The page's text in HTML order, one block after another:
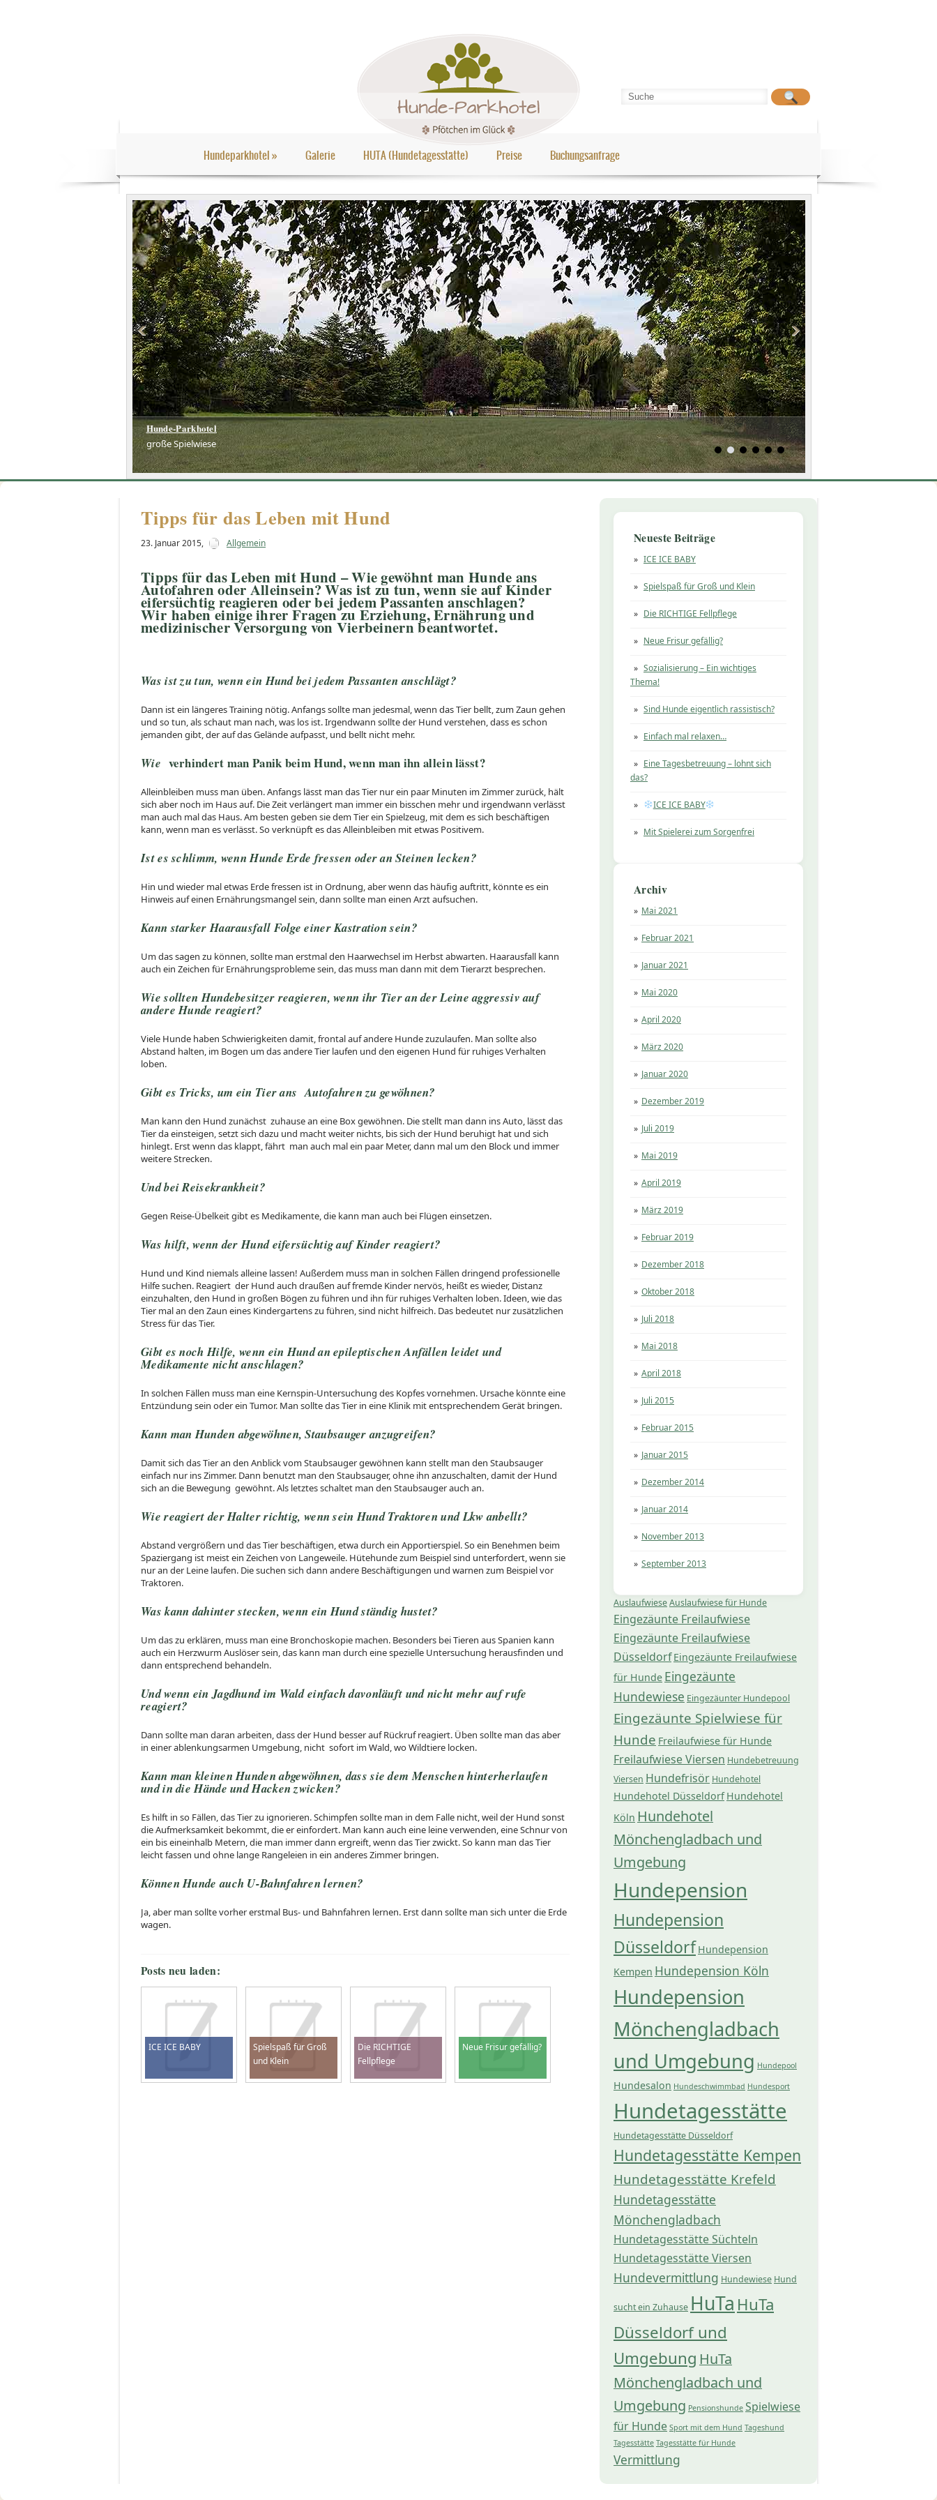
Hundeparkhotel» Galerie HUTA (Hundetagesstätte) Preise Buchungsanfrage
Hunde-Parkhotel
große Spielwiese
1 2 3 4 5 6
Neueste Beiträge
ICE ICE BABY
Spielspaß für Groß und Klein
Die RICHTIGE Fellpflege
Neue Frisur gefällig?
Sozialisierung – Ein wichtiges
Thema!
Sind Hunde eigentlich rassistisch?
Einfach mal relaxen…
Eine Tagesbetreuung – lohnt sich
das?
ICE ICE BABY
Mit Spielerei zum Sorgenfrei
Archiv
Mai 2021
Februar 2021
Januar 2021
Mai 2020
April 2020
März 2020
Januar 2020
Dezember 2019
Juli 2019
Mai 2019
April 2019
März 2019
Februar 2019
Dezember 2018
Oktober 2018
Juli 2018
Mai 2018
April 2018
Juli 2015
Februar 2015
Januar 2015
Dezember 2014
Januar 2014
November 2013
September 2013
AuslaufwieseAuslaufwiese für Hunde
Eingezäunte Freilaufwiese
Eingezäunte Freilaufwiese
Düsseldorf Eingezäunte Freilaufwiese
für Hunde Eingezäunte
Hundewiese Eingezäunter Hundepool
Eingezäunte Spielwiese für
Hunde Freilaufwiese für Hunde
Freilaufwiese Viersen Hundebetreuung
Viersen Hundefrisör Hundehotel
Hundehotel Düsseldorf Hundehotel
Köln Hundehotel
Mönchengladbach und
Umgebung
Hundepension
Hundepension
Düsseldorf Hundepension
Kempen Hundepension Köln
Hundepension
Mönchengladbach
und Umgebung Hundepool
Hundesalon Hundeschwimmbad Hundesport
Hundetagesstätte
Hundetagesstätte Düsseldorf
Hundetagesstätte Kempen
Hundetagesstätte Krefeld
Hundetagesstätte
Mönchengladbach
Hundetagesstätte Süchteln
Hundetagesstätte Viersen
Hundevermittlung Hundewiese Hund
sucht ein Zuhause HuTa HuTa
Düsseldorf und
Umgebung HuTa
Mönchengladbach und
Umgebung Pensionshunde Spielwiese
für Hunde Sport mit dem Hund Tageshund
Tagesstätte Tagesstätte für Hunde
Vermittlung
Tipps für das Leben mit Hund
23. Januar 2015, Allgemein
Tipps für das Leben mit Hund – Wie gewöhnt man Hunde ans
Autofahren oder Alleinsein? Was ist zu tun, wenn sie auf Kinder
eifersüchtig reagieren oder bei jedem Passanten anschlagen?
Wir haben einige ihrer Fragen zu Erziehung, Ernährung und
medizinischer Versorgung von Vierbeinern beantwortet.
Was ist zu tun, wenn ein Hund bei jedem Passanten anschlägt?
Dann ist ein längeres Training nötig. Anfangs sollte man jedesmal, wenn das Tier bellt, zum Zaun gehen
und so tun, als schaut man nach, was los ist. Irgendwann sollte der Hund verstehen, dass es schon
jemanden gibt, der auf das Gelände aufpasst, und bellt nicht mehr.
Wie verhindert man Panik beim Hund, wenn man ihn allein lässt?
Alleinbleiben muss man üben. Anfangs lässt man das Tier nur ein paar Minuten im Zimmer zurück, hält
sich aber noch im Haus auf. Die Zeit verlängert man immer ein bisschen mehr und irgendwann verlässt
man auch mal das Haus. Am besten geben sie dem Tier ein Spielzeug, mit dem es sich beschäftigen
kann, wenn man es verlässt. So verknüpft es das Alleinbleiben mit etwas Positivem.
Ist es schlimm, wenn Hunde Erde fressen oder an Steinen lecken?
Hin und wieder mal etwas Erde fressen ist in Ordnung, aber wenn das häufig auftritt, könnte es ein
Hinweis auf einen Ernährungsmangel sein, dann sollte man einen Arzt aufsuchen.
Kann starker Haarausfall Folge einer Kastration sein?
Um das sagen zu können, sollte man erstmal den Haarwechsel im Herbst abwarten. Haarausfall kann
auch ein Zeichen für Ernährungsprobleme sein, das muss man dann mit dem Tierarzt besprechen.
Wie sollten Hundebesitzer reagieren, wenn ihr Tier an der Leine aggressiv auf
andere Hunde reagiert?
Viele Hunde haben Schwierigkeiten damit, frontal auf andere Hunde zuzulaufen. Man sollte also
Abstand halten, im Bogen um das andere Tier laufen und den eigenen Hund für ruhiges Verhalten
loben.
Gibt es Tricks, um ein Tier ans Autofahren zu gewöhnen?
Man kann den Hund zunächst zuhause an eine Box gewöhnen. Die stellt man dann ins Auto, lässt das
Tier da einsteigen, setzt sich dazu und macht weiter nichts, bis sich der Hund beruhigt hat und sich
hinlegt. Erst wenn das klappt, fährt man auch mal ein paar Meter, dann mal um den Block und immer
weitere Strecken.
Und bei Reisekrankheit?
Gegen Reise-Übelkeit gibt es Medikamente, die kann man auch bei Flügen einsetzen.
Was hilft, wenn der Hund eifersüchtig auf Kinder reagiert?
Hund und Kind niemals alleine lassen! Außerdem muss man in solchen Fällen dringend professionelle
Hilfe suchen. Reagiert der Hund auch draußen auf fremde Kinder nervös, heißt es wieder, Distanz
einzuhalten, den Hund in großen Bögen zu führen und ihn für ruhiges Verhalten loben. Ideen, wie das
Tier mal an den Zaun eines Kindergartens zu führen, sind nicht hilfreich. Das bedeutet nur zusätzlichen
Stress für das Tier.
Gibt es noch Hilfe, wenn ein Hund an epileptischen Anfällen leidet und
Medikamente nicht anschlagen?
In solchen Fällen muss man eine Kernspin-Untersuchung des Kopfes vornehmen. Ursache könnte eine
Entzündung sein oder ein Tumor. Man sollte das Tier in eine Klinik mit entsprechendem Gerät bringen.
Kann man Hunden abgewöhnen, Staubsauger anzugreifen?
Damit sich das Tier an den Anblick vom Staubsauger gewöhnen kann stellt man den Staubsauger
einfach nur ins Zimmer. Dann benutzt man den Staubsauger, ohne ihn anzuschalten, damit der Hund
sich an die Bewegung gewöhnt. Als letztes schaltet man den Staubsauger auch an.
Wie reagiert der Halter richtig, wenn sein Hund Traktoren und Lkw anbellt?
Abstand vergrößern und das Tier beschäftigen, etwa durch ein Apportierspiel. So ein Benehmen beim
Spaziergang ist meist ein Zeichen von Langeweile. Hütehunde zum Beispiel sind unterfordert, wenn sie
nur an der Leine laufen. Die suchen sich dann andere Beschäftigungen und warnen zum Beispiel vor
Traktoren.
Was kann dahinter stecken, wenn ein Hund ständig hustet?
Um das zu erklären, muss man eine Bronchoskopie machen. Besonders bei Tieren aus Spanien kann
auch ein Herzwurm Auslöser sein, das kann man durch eine spezielle Untersuchung herausfinden und
dann entsprechend behandeln.
Und wenn ein Jagdhund im Wald einfach davonläuft und nicht mehr auf rufe
reagiert?
Dann sollte man daran arbeiten, dass der Hund besser auf Rückruf reagiert. Üben sollte man das aber
in einer ablenkungsarmen Umgebung, nicht sofort im Wald, wo Wildtiere locken.
Kann man kleinen Hunden abgewöhnen, dass sie dem Menschen hinterherlaufen
und in die Hände und Hacken zwicken?
Es hilft in so Fällen, das Tier zu ignorieren. Schimpfen sollte man in dem Falle nicht, weil der Hund sonst
die Aufmerksamkeit bekommt, die er einfordert. Man kann auch eine leine verwenden, eine Schnur von
ein bis eineinhalb Metern, die man immer dann ergreift, wenn das Tier zwickt. So kann man das Tier
leicht fassen und ohne lange Rangeleien in ein anderes Zimmer bringen.
Können Hunde auch U-Bahnfahren lernen?
Ja, aber man sollte vorher erstmal Bus- und Bahnfahren lernen. Erst dann sollte man sich unter die Erde
wagen.
Posts neu laden:
ICE ICE BABY
Spielspaß für Groß
und Klein
Die RICHTIGE
Fellpflege
Neue Frisur gefällig?